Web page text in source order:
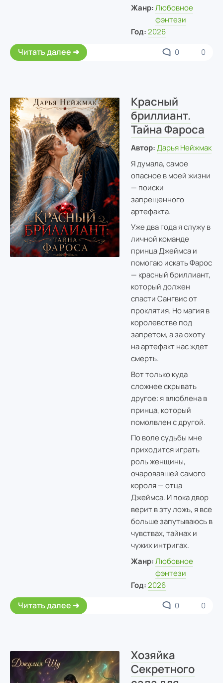
Жанр: Любовное
фэнтези
Год: 2026
Читать далее 0 0
Красный
бриллиант.
Тайна Фароса
Автор: Дарья Нейжмак
Я думала, самое
опасное в моей жизни
— поиски
запрещенного
артефакта.
Уже два года я служу в
личной команде
принца Джеймса и
помогаю искать Фарос
— красный бриллиант,
который должен
спасти Сангвис от
проклятия. Но магия в
королевстве под
запретом, а за охоту
на артефакт нас ждет
смерть.
Вот только куда
сложнее скрывать
другое: я влюблена в
принца, который
помолвлен с другой.
По воле судьбы мне
приходится играть
роль женщины,
очаровавшей самого
короля — отца
Джеймса. И пока двор
верит в эту ложь, я все
больше запутываюсь в
чувствах, тайнах и
чужих интригах.
Жанр: Любовное
фэнтези
Год: 2026
Читать далее 0 0
Хозяйка
Секретного